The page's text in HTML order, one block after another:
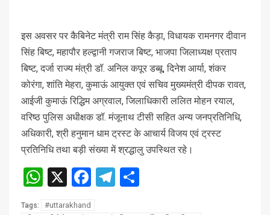
इस अवसर पर कैबिनेट मंत्री राम सिंह कैड़ा, विधायक रामनगर दीवान
सिंह बिष्ट, महापौर हल्द्वानी गजराज बिष्ट, भाजपा जिलाध्यक्ष प्रताप
बिष्ट, दर्जा राज्य मंत्री डॉ. अनिल कपूर डब्बू, दिनेश आर्या, शंकर
कोरंगा, शांति मेहरा, कुमाऊं आयुक्त एवं सचिव मुख्यमंत्री दीपक रावत,
आईजी कुमाऊं रिद्धिम अग्रवाल, जिलाधिकारी ललित मोहन रयाल,
वरिष्ठ पुलिस अधीक्षक डॉ. मंजूनाथ टीसी सहित अन्य जनप्रतिनिधि,
अधिकारी, श्री हनुमान धाम ट्रस्ट के आचार्य विजय एवं ट्रस्ट
प्रतिनिधि तथा बड़ी संख्या में श्रद्धालु उपस्थित रहे।
WhatsApp
X Facebook
Telegram
Tags:
#uttarakhand